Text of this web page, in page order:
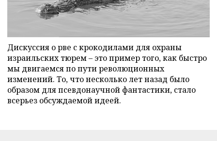
Дискуссия о рве с крокодилами для охраны
израильских тюрем – это пример того, как быстро
мы двигаемся по пути революционных
изменений. То, что несколько лет назад было
образом для псевдонаучной фантастики, стало
всерьез обсуждаемой идеей.